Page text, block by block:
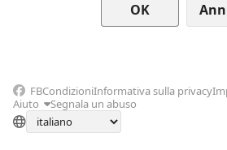
FBCondizioniInformativa sulla privacy
Aiuto
Segnala un abuso